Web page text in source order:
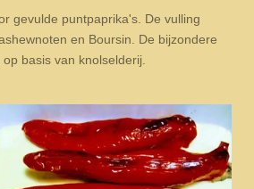
gevulde puntpaprika's. De vulling
en Boursin. De bijzondere
basis van knolselderij.